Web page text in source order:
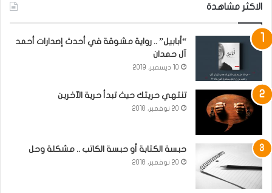
الاكثر مشاهدة
“أبابيل” .. رواية مشوقة في أحدث إصدارات أحمد
آل حمدان
10 ديسمبر، 2019
تنتهي حريتك حيث تبدأ حرية الآخرين
20 نوفمبر، 2018
حبسة الكتابة أو حبسة الكاتب .. مشكلة وحل
20 نوفمبر، 2018